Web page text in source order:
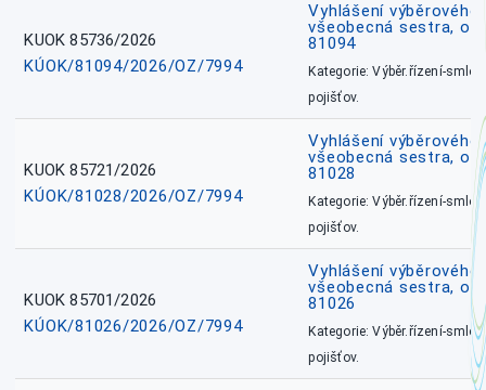
KUOK 85736/2026
KÚOK/81094/2026/OZ/7994
Vyhlášení
všeobecná sestra,
81094
Kategorie: Výběr.řízení-
pojišťov.
KUOK 85721/2026
KÚOK/81028/2026/OZ/7994
Vyhlášení
všeobecná sestra,
81028
Kategorie: Výběr.řízení-
pojišťov.
KUOK 85701/2026
KÚOK/81026/2026/OZ/7994
Vyhlášení
všeobecná sestra,
81026
Kategorie: Výběr.řízení-
pojišťov.